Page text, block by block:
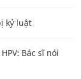
kỷ luật
Bác sĩ nói